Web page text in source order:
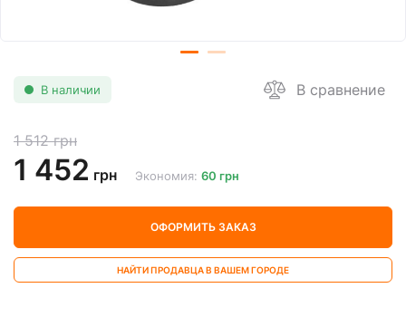
В наличии В сравнение
1 512 грн
1 452 грн Экономия: 60 грн
ОФОРМИТЬ ЗАКАЗ
НАЙТИ ПРОДАВЦА В ВАШЕМ ГОРОДЕ